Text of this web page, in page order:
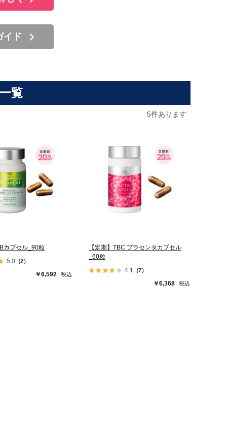
イド
覧
5件あります
カプセル_90粒
5.0（2）
￥6,592
【定期】TBC プラセンタカプセル
_60粒
4.1 （7）
￥6,368